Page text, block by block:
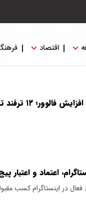
اقتصاد
تست‌شده برای رشد سریع
اعتماد و
فعال در اینستاگرام کسب